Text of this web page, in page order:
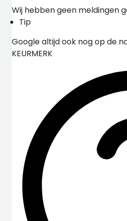
Wij hebben geen meldingen
Tip
Google altijd ook nog op de
KEURMERK